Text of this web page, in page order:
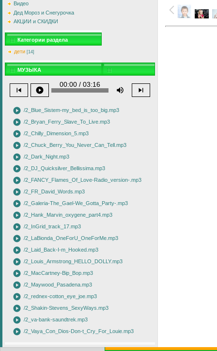
Видео
Дед Мороз и Снегурочка
АКЦИИ и СКИДКИ
Категории раздела
дети [14]
МУЗЫКА
skip_previous play_circle
00:00 / 03:16
volume_up skip_next
play_circle /2_Blue_Sistem-my_bed_is_too_big.mp3
play_circle /2_Bryan_Ferry_Slave_To_Live.mp3
play_circle /2_Chilly_Dimension_5.mp3
play_circle /2_Chuck_Berry_You_Never_Can_Tell.mp3
play_circle /2_Dark_Night.mp3
play_circle /2_DJ_Quicksilver_Bellissima.mp3
play_circle /2_FANCY_Flames_Of_Love-Radio_version-.mp3
play_circle /2_FR_David_Words.mp3
play_circle /2_Galeria-The_Gael-We_Gotta_Party-.mp3
play_circle /2_Hank_Marvin_oxygene_part4.mp3
play_circle /2_InGrid_track_17.mp3
play_circle /2_LaBionda_OneForU_OneForMe.mp3
play_circle /2_Laid_Back-I-m_Hooked.mp3
play_circle /2_Louis_Armstrong_HELLO_DOLLY.mp3
play_circle /2_MacCartney-Bip_Bop.mp3
play_circle /2_Maywood_Pasadena.mp3
play_circle /2_rednex-cotton_eye_joe.mp3
play_circle /2_Shakin-Stevens_SexyWays.mp3
play_circle /2_va-bank-saundtrek.mp3
play_circle /2_Vaya_Con_Dios-Don-t_Cry_For_Louie.mp3